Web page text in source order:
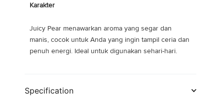
Karakter
Juicy Pear menawarkan aroma yang segar dan
manis, cocok untuk Anda yang ingin tampil ceria dan
penuh energi. Ideal untuk digunakan sehari-hari.
Specification